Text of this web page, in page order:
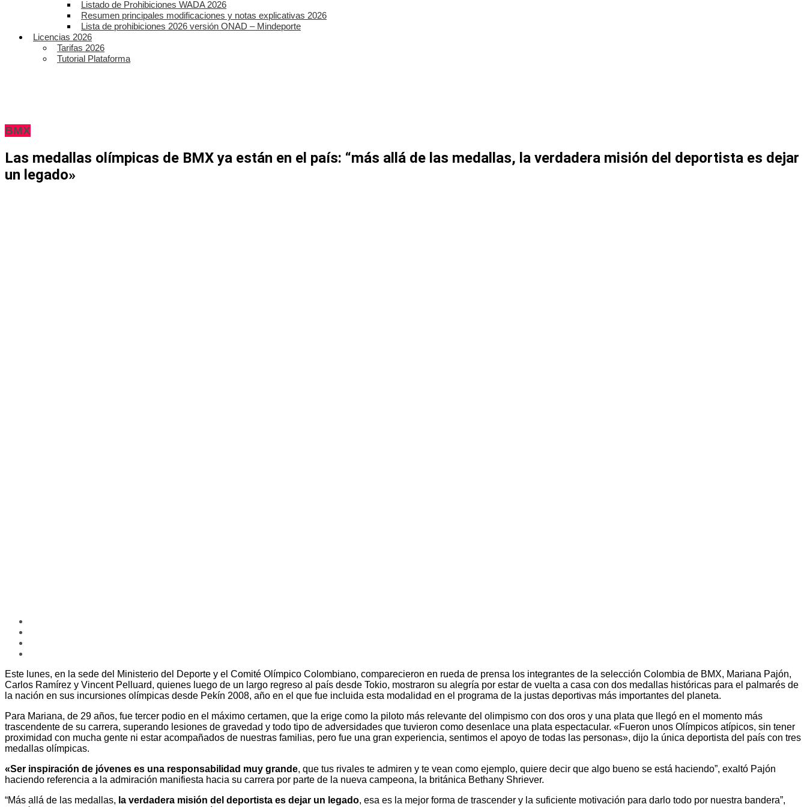
Listado de Prohibiciones WADA 2026
Resumen principales modificaciones y notas explicativas 2026
Lista de prohibiciones 2026 versión ONAD – Mindeporte
Licencias 2026
Tarifas 2026
Tutorial Plataforma
BMX
Las medallas olímpicas de BMX ya están en el país: “más allá de las medallas, la verdadera misión del deportista es dejar
un legado»
Este lunes, en la sede del Ministerio del Deporte y el Comité Olímpico Colombiano, comparecieron en rueda de prensa los integrantes de la selección Colombia de BMX, Mariana Pajón,
Carlos Ramírez y Vincent Pelluard, quienes luego de un largo regreso al país desde Tokio, mostraron su alegría por estar de vuelta a casa con dos medallas históricas para el palmarés de
la nación en sus incursiones olímpicas desde Pekín 2008, año en el que fue incluida esta modalidad en el programa de la justas deportivas más importantes del planeta.
Para Mariana, de 29 años, fue tercer podio en el máximo certamen, que la erige como la piloto más relevante del olimpismo con dos oros y una plata que llegó en el momento más
trascendente de su carrera, superando lesiones de gravedad y todo tipo de adversidades que tuvieron como desenlace una plata espectacular. «Fueron unos Olímpicos atípicos, sin tener
proximidad con mucha gente ni estar acompañados de nuestras familias, pero fue una gran experiencia, sentimos el apoyo de todas las personas», dijo la única deportista del país con tres
medallas olímpicas.
«Ser inspiración de jóvenes es una responsabilidad muy grande, que tus rivales te admiren y te vean como ejemplo, quiere decir que algo bueno se está haciendo”, exaltó Pajón
haciendo referencia a la admiración manifiesta hacia su carrera por parte de la nueva campeona, la británica Bethany Shriever.
“Más allá de las medallas, la verdadera misión del deportista es dejar un legado, esa es la mejor forma de trascender y la suficiente motivación para darlo todo por nuestra bandera”,